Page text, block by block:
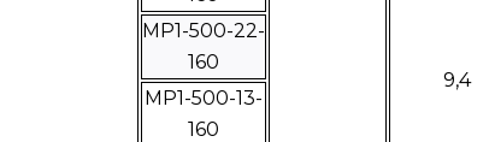
9,4
МР1-500-22-
160
МР1-500-13-
160